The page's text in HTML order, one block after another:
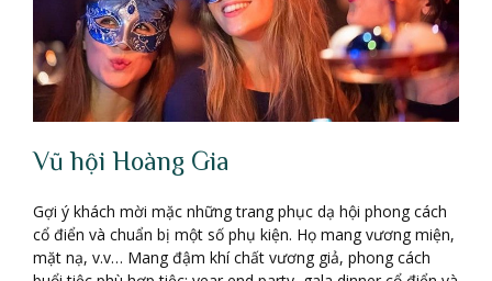
Vũ hội Hoàng Gia
Gợi ý khách mời mặc những trang phục dạ hội phong cách
cổ điển và chuẩn bị một số phụ kiện. Họ mang vương miện,
mặt nạ, v.v… Mang đậm khí chất vương giả, phong cách